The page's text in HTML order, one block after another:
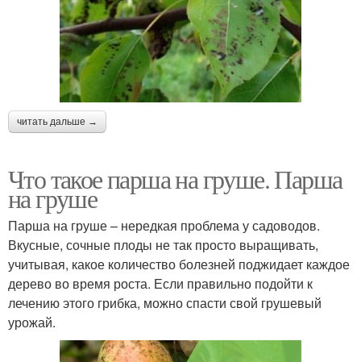
читать дальше →
Что такое парша на груше. Парша
на груше
Парша на груше – нередкая проблема у садоводов.
Вкусные, сочные плоды не так просто выращивать,
учитывая, какое количество болезней поджидает каждое
дерево во время роста. Если правильно подойти к
лечению этого грибка, можно спасти свой грушевый
урожай.